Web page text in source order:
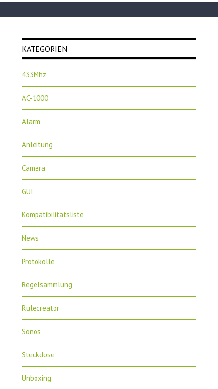
KATEGORIEN
433Mhz
AC-1000
Alarm
Anleitung
Camera
GUI
Kompatibilitätsliste
News
Protokolle
Regelsammlung
Rulecreator
Sonos
Steckdose
Unboxing